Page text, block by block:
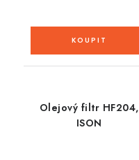
Olejový filtr HF204,
ISON